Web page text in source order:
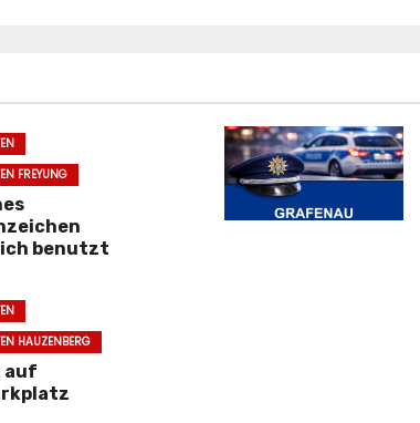
FREYUNG
benutzt
HAUZENBERG
auf